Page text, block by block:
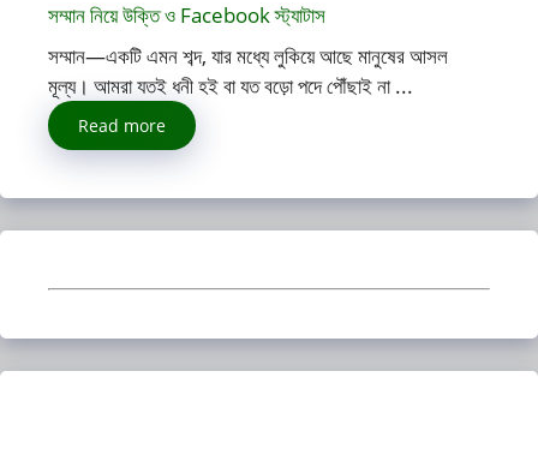
সম্মান নিয়ে উক্তি ও Facebook স্ট্যাটাস
সম্মান—একটি এমন শব্দ, যার মধ্যে লুকিয়ে আছে মানুষের আসল
মূল্য। আমরা যতই ধনী হই বা যত বড়ো পদে পৌঁছাই না ...
Read more